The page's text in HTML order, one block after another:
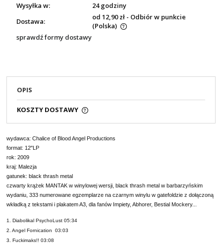
Wysyłka w:
24 godziny
Dostawa:
od 12,90 zł - Odbiór w punkcie
(Polska)
sprawdź formy dostawy
OPIS
KOSZTY DOSTAWY
wydawca: Chalice of Blood Angel Productions
format: 12"LP
rok: 2009
kraj: Malezja
gatunek: black thrash metal
czwarty krążek MANTAK w winylowej wersji, black thrash metal w barbarzyńskim
wydaniu, 333 numerowane egzemplarze na czarnym winylu w gatefoldzie z dołączoną
wkładką z tekstami i plakatem A3, dla fanów Impiety, Abhorer, Bestial Mockery...
1. Diabolikal PsychoLust 05:34
2. Angel Fornication 03:03
3. Fuckimaks!! 03:08